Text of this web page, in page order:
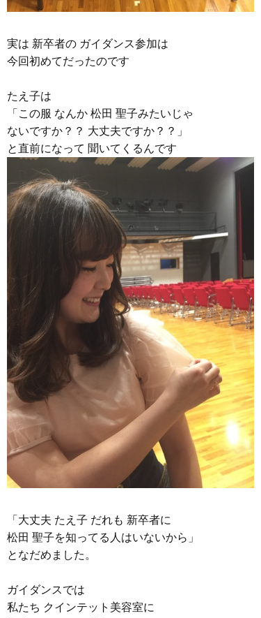
実は 新卒者の ガイダンス参加は
今回初めてだったのです
たえ子は
「この服 なんか 松田 聖子みたいじゃ
ないですか？？ 大丈夫ですか？？」
と直前になって 聞いてくるんです
「大丈夫 たえ子 だれも 新卒者に
松田 聖子を知ってる人はいないから」
となだめました。
ガイダンスでは
私たち クインテット美容室に